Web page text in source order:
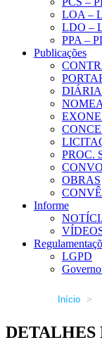
LOA –
LDO –
PPA –
Publicações
PROC.
OBRAS
Informe
LGPD
Início >
DETALHES